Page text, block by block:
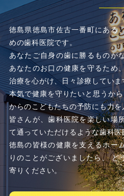
徳島県徳島市佐古一番町にある
めの歯科医院です。
あなたご自身の歯に勝るものが
あなたのお口の健康を守るため
治療を心がけ、日々診療していま
本気で健康を守りたいと思うか
からのこどもたちの予防にも力を
皆さんが、歯科医院を楽しい場
て通っていただけるような歯科
徳島の皆様の健康を支えるホー
りのことがございましたら、ど
寄りください。